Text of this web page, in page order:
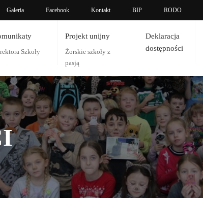
Galeria Facebook Kontakt BIP RODO
Szkoły
Projekt unijny
Żorskie szkoły z
pasją
Deklaracja
dostępności